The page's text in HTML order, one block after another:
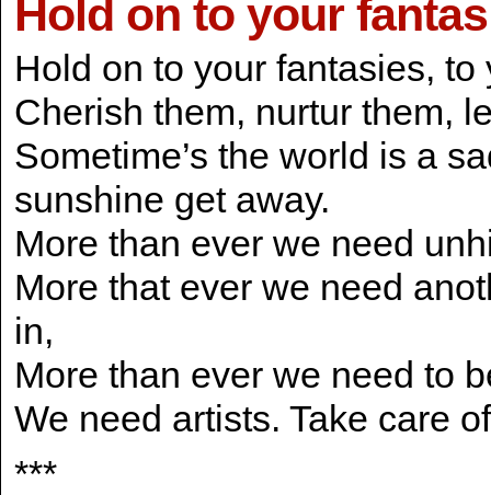
Hold on to your
Hold on to your fantasies,
Cherish them, nurtur them,
Sometime’s the world is a
sunshine get away.
More than ever we need
More that ever we need
in,
More than ever we need to
We need artists. Take care
***